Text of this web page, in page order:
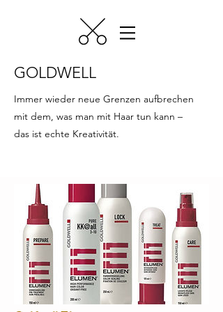
GOLDWELL
Immer wieder neue Grenzen aufbrechen
mit dem, was man mit Haar tun kann –
das ist echte Kreativität.